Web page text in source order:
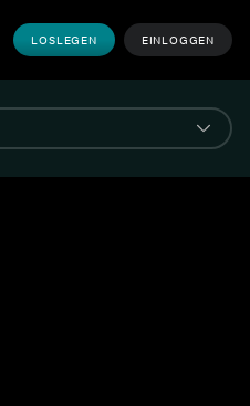
LOSLEGEN EINLOGGEN